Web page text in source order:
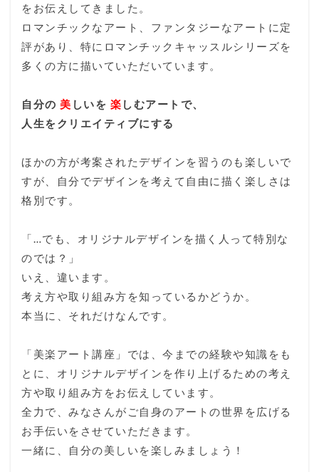
をお伝えしてきました。
ロマンチックなアート、ファンタジーなアートに定
評があり、特にロマンチックキャッスルシリーズを
多くの方に描いていただいています。
自分の 美 しいを 楽 しむアートで、
人生をクリエイティブにする
ほかの方が考案されたデザインを習うのも楽しいで
すが、自分でデザインを考えて自由に描く楽しさは
格別です。
「…でも、オリジナルデザインを描く人って特別な
のでは？」
いえ、違います。
考え方や取り組み方を知っているかどうか。
本当に、それだけなんです。
「美楽アート講座」では、今までの経験や知識をも
とに、オリジナルデザインを作り上げるための考え
方や取り組み方をお伝えしています。
全力で、みなさんがご自身のアートの世界を広げる
お手伝いをさせていただきます。
一緒に、自分の美しいを楽しみましょう！